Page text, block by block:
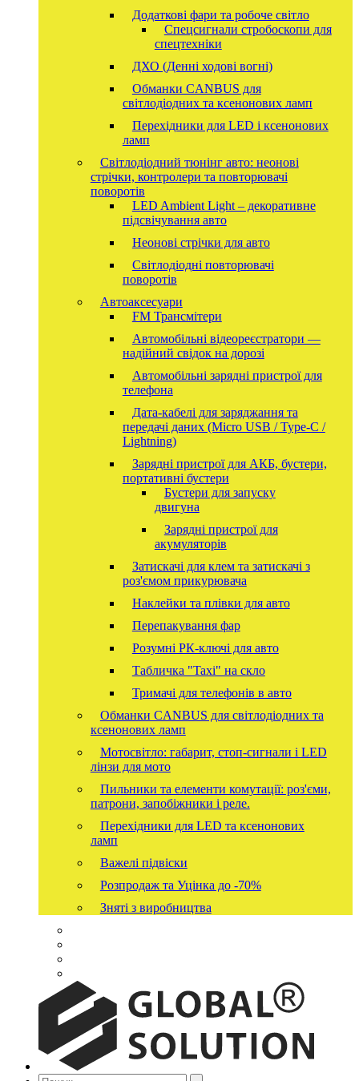
Додаткові фари та робоче світло
Спецсигнали стробоскопи для
спецтехніки
ДХО (Денні ходові вогні)
Обманки CANBUS для
світлодіодних та ксенонових ламп
Перехідники для LED і ксенонових
ламп
Світлодіодний тюнінг авто: неонові
стрічки, контролери та повторювачі
поворотів
LED Ambient Light – декоративне
підсвічування авто
Неонові стрічки для авто
Світлодіодні повторювачі
поворотів
Автоаксесуари
FM Трансмітери
Автомобільні відеореєстратори —
надійний свідок на дорозі
Автомобільні зарядні пристрої для
телефона
Дата-кабелі для заряджання та
передачі даних (Micro USB / Type-C /
Lightning)
Зарядні пристрої для АКБ, бустери,
портативні бустери
Бустери для запуску
двигуна
Зарядні пристрої для
акумуляторів
Затискачі для клем та затискачі з
роз'ємом прикурювача
Наклейки та плівки для авто
Перепакування фар
Розумні РК-ключі для авто
Табличка "Taxi" на скло
Тримачі для телефонів в авто
Обманки CANBUS для світлодіодних та
ксенонових ламп
Мотосвітло: габарит, стоп-сигнали і LED
лінзи для мото
Пильники та елементи комутації: роз'єми,
патрони, запобіжники і реле.
Перехідники для LED та ксенонових
ламп
Важелі підвіски
Розпродаж та Уцінка до -70%
Зняті з виробництва